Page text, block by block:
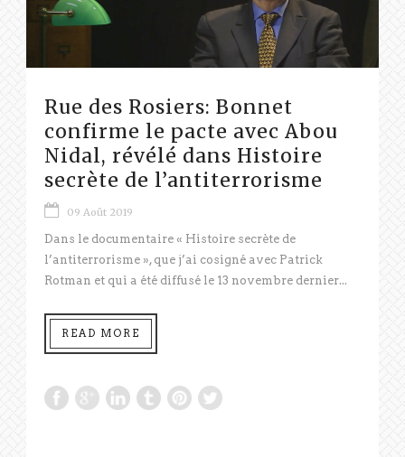
Rue des Rosiers: Bonnet
confirme le pacte avec Abou
Nidal, révélé dans Histoire
secrète de l’antiterrorisme
09 Août 2019
Dans le documentaire « Histoire secrète de
l’antiterrorisme », que j’ai cosigné avec Patrick
Rotman et qui a été diffusé le 13 novembre dernier...
READ MORE